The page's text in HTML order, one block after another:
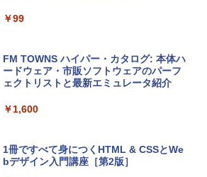
igence、13.6インチLiquid Retinaディ
ラ、Touch ID - ミッドナイト + 3年延長
AppleCare+ for 13インチMacBook Air
(M5)|ダウンロード版
￥347,600
【Amazon.co.jp限定】 HP ノートパソコ
ン 15-fd 15.6インチ 16GBメモリ 512GB
SSD インテル Core 5
￥39,582
Robloxギフトカード - 1000 Robux 【限
定バーチャルアイテムを含む】 【オンラ
インゲームコード】 ロブロックス |オン
Microsoft Office Home 2024(最新 永続
￥99
FM TOWNS ハイパー・カタログ: 本体ハ
ードウェア・市販ソフトウェアのパーフ
ェクトリストと最新エミュレータ紹介
￥1,600
1冊ですべて身につくHTML & CSSとWe
bデザイン入門講座［第2版］